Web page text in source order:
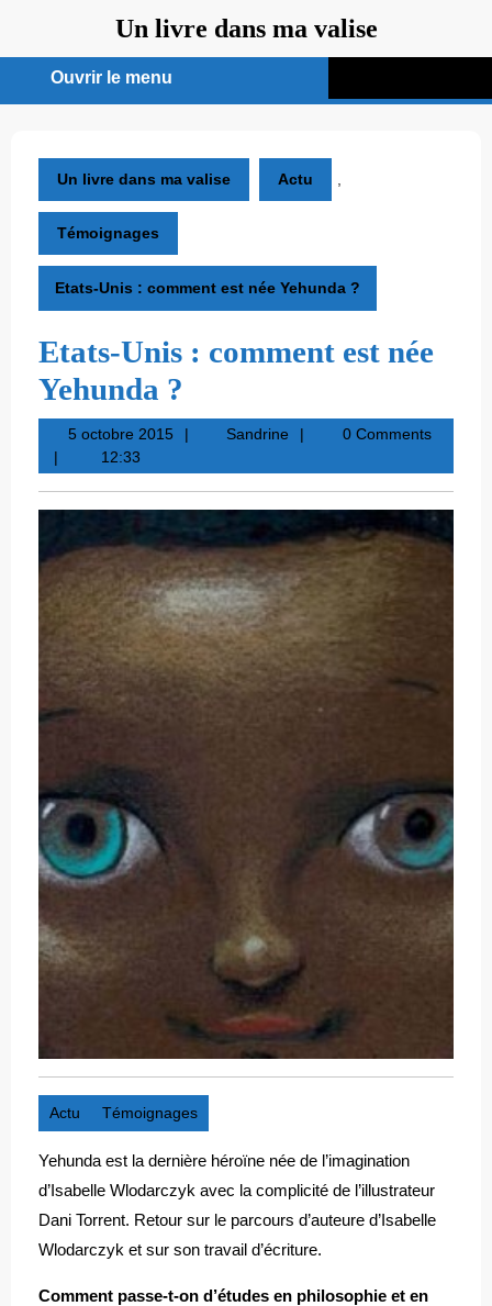
contenu
Un livre dans ma valise
Ouvrir le menu
menu
Un livre dans ma valise Actu
Témoignages
Etats-Unis : comment est née Yehunda ?
Etats-Unis : comment est née
Yehunda ?
5 octobre 20155
2015
SandrineSandrine0 Comments
12:33
Actu Témoignages
Yehunda est la dernière héroïne née de l’imagination
d’Isabelle Wlodarczyk avec la complicité de l’illustrateur
Dani Torrent. Retour sur le parcours d’auteure d’Isabelle
Wlodarczyk et sur son travail d’écriture.
Comment passe-t-on d’études en philosophie et en